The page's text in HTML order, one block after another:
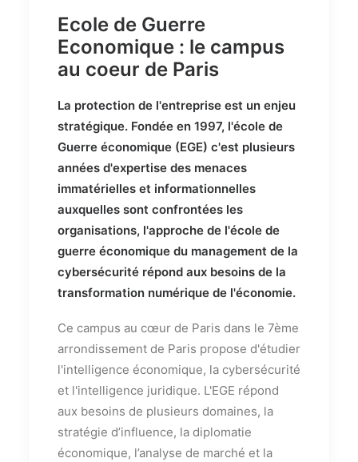
Ecole de Guerre
Economique : le campus
au coeur de Paris
La protection de l'entreprise est un enjeu
stratégique. Fondée en 1997, l'école de
Guerre économique (EGE) c'est plusieurs
années d'expertise des menaces
immatérielles et informationnelles
auxquelles sont confrontées les
organisations, l'approche de l'école de
guerre économique du management de la
cybersécurité répond aux besoins de la
transformation numérique de l'économie.
Ce campus au cœur de Paris dans le 7ème
arrondissement de Paris propose d'étudier
l'intelligence économique, la cybersécurité
et l'intelligence juridique. L'EGE répond
aux besoins de plusieurs domaines, la
stratégie d’influence, la diplomatie
économique, l’analyse de marché et la